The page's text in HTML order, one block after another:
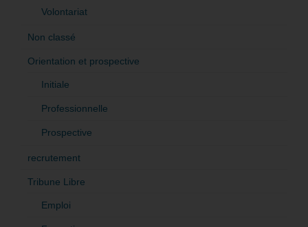
Volontariat
Non classé
Orientation et prospective
Initiale
Professionnelle
Prospective
recrutement
Tribune Libre
Emploi